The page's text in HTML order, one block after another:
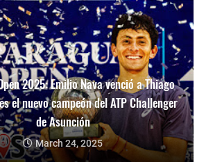
2025: Emilio Nava venció a Thiago
el nuevo campeón del ATP Challenger
de Asunción
March 24, 2025